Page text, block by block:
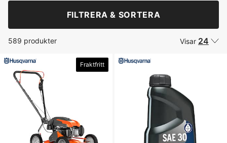
FILTRERA & SORTERA
589 produkter Visar 24
Fraktfritt